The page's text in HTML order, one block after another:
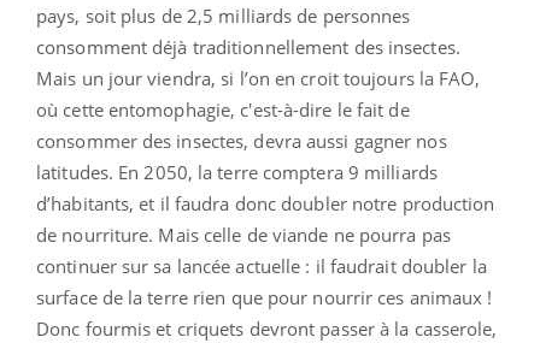
pays, soit plus de 2,5 milliards de personnes
consomment déjà traditionnellement des insectes.
Mais un jour viendra, si l’on en croit toujours la FAO,
où cette entomophagie, c'est-à-dire le fait de
consommer des insectes, devra aussi gagner nos
latitudes. En 2050, la terre comptera 9 milliards
d’habitants, et il faudra donc doubler notre production
de nourriture. Mais celle de viande ne pourra pas
continuer sur sa lancée actuelle : il faudrait doubler la
surface de la terre rien que pour nourrir ces animaux !
Donc fourmis et criquets devront passer à la casserole,